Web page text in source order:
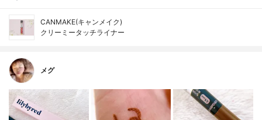
CANMAKE(キャンメイク)
クリーミータッチライナー
メグ